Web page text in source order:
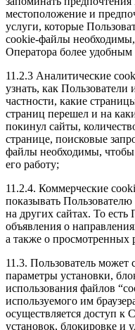
местоположение и
услуги, которые
cookie-файлы
Оператора более удобным
11.2.3 Аналитические
узнать, как
частности, какие
страниц перешел и на
покинул сайты,
странице, поисковые
файлы необходимы,
его работу;
11.2.4. Коммерческие
показывать
на других сайтах. То есть
объявления о
а также о просмотренных
11.3. Пользователь может
параметры установки,
использования файлов
используемого им
осуществляется доступ к
установок, блокировке и